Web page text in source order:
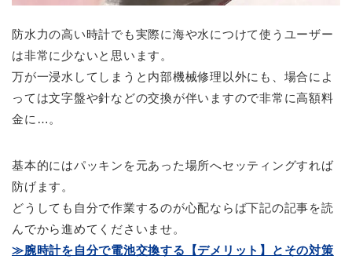
防水力の高い時計でも実際に海や水につけて使うユーザー
は非常に少ないと思います。
万が一浸水してしまうと内部機械修理以外にも、場合によ
っては文字盤や針などの交換が伴いますので非常に高額料
金に…。
基本的にはパッキンを元あった場所へセッティングすれば
防げます。
どうしても自分で作業するのが心配ならば下記の記事を読
んでから進めてくださいませ。
≫腕時計を自分で電池交換する【デメリット】とその対策